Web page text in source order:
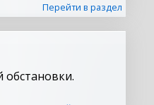
Перейти в раздел